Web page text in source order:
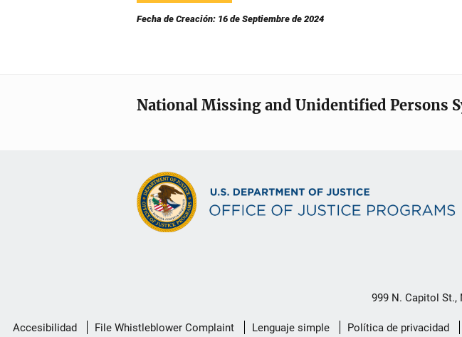
Fecha de Creación: 16 de Septiembre de 2024
National Missing and Unidentified Persons
999 N. Capitol St.,
Menú
Accesibilidad File Whistleblower Complaint Lenguaje simple Política de privacidad